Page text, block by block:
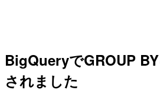
BigQueryでGROUP
されました